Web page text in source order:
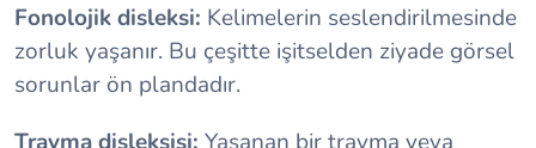
Fonolojik disleksi: Kelimelerin seslendirilmesinde
zorluk yaşanır. Bu çeşitte işitselden ziyade görsel
sorunlar ön plandadır.